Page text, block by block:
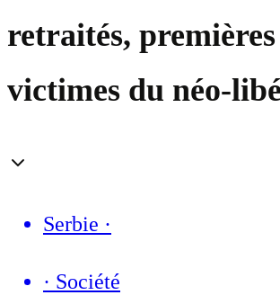
retraités, premières
victimes du néo-
Serbie ·
· Société